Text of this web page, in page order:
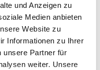
und Anzeigen zu
Medien anbieten
Website zu
Informationen zu Ihrer
unsere Partner für
weiter. Unsere
die Branche